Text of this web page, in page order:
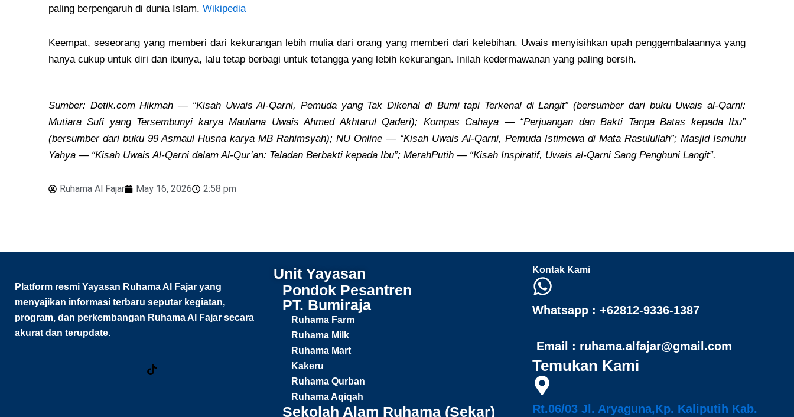
paling berpengaruh di dunia Islam. Wikipedia
Keempat, seseorang yang memberi dari kekurangan lebih mulia dari orang yang memberi dari kelebihan. Uwais menyisihkan upah penggembalaannya yang
hanya cukup untuk diri dan ibunya, lalu tetap berbagi untuk tetangga yang lebih kekurangan. Inilah kedermawanan yang paling bersih.
Sumber: Detik.com Hikmah — “Kisah Uwais Al-Qarni, Pemuda yang Tak Dikenal di Bumi tapi Terkenal di Langit” (bersumber dari buku Uwais al-Qarni:
Mutiara Sufi yang Tersembunyi karya Maulana Uwais Ahmed Akhtarul Qaderi); Kompas Cahaya — “Perjuangan dan Bakti Tanpa Batas kepada Ibu”
(bersumber dari buku 99 Asmaul Husna karya MB Rahimsyah); NU Online — “Kisah Uwais Al-Qarni, Pemuda Istimewa di Mata Rasulullah”; Masjid Ismuhu
Yahya — “Kisah Uwais Al-Qarni dalam Al-Qur’an: Teladan Berbakti kepada Ibu”; MerahPutih — “Kisah Inspiratif, Uwais al-Qarni Sang Penghuni Langit”.
Ruhama Al Fajar May 16, 2026 2:58 pm
Platform resmi Yayasan Ruhama Al Fajar yang
menyajikan informasi terbaru seputar kegiatan,
program, dan perkembangan Ruhama Al Fajar secara
akurat dan terupdate.
Unit Yayasan
Pondok Pesantren
PT. Bumiraja
Ruhama Farm
Ruhama Milk
Ruhama Mart
Kakeru
Ruhama Qurban
Ruhama Aqiqah
Sekolah Alam Ruhama (Sekar)
Kontak Kami
Whatsapp : +62812-9336-1387
Email : ruhama.alfajar@gmail.com
Temukan Kami
Rt.06/03 Jl. Aryaguna,Kp. Kaliputih Kab.